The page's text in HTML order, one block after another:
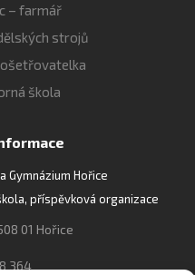
– farmář
strojů
škola
Gymnázium Hořice
příspěvková organizace
01 Hořice
364